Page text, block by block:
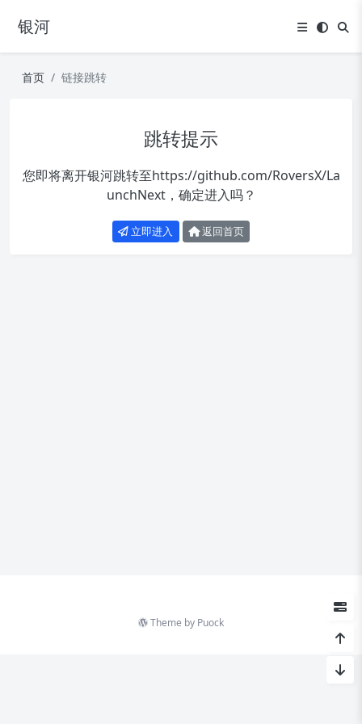
银河
首页 链接跳转
跳转提示
您即将离开银河跳转至https://github.com/RoversX/La
unchNext，确定进入吗？
立即进入 返回首页
Theme by Puock